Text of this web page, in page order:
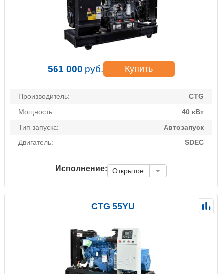
561 000 руб. Купить
Производитель:
CTG
Мощность:
40 кВт
Тип запуска:
Автозапуск
Двигатель:
SDEC
Исполнение: Открытое
CTG 55YU